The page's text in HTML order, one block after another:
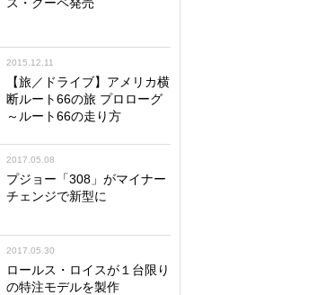
2015.12.11
【旅／ドライブ】アメリカ横
断ルート66の旅 プロローグ
～ルート66の走り方
2017.05.08
プジョー「308」がマイナー
チェンジで新型に
2017.05.30
ロールス・ロイスが１台限り
の特注モデルを製作